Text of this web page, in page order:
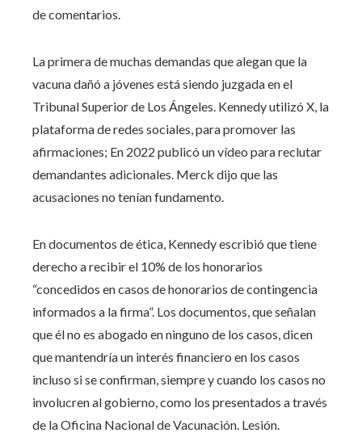
de comentarios.
La primera de muchas demandas que alegan que la
vacuna dañó a jóvenes está siendo juzgada en el
Tribunal Superior de Los Ángeles. Kennedy utilizó X, la
plataforma de redes sociales, para promover las
afirmaciones; En 2022 publicó un vídeo para reclutar
demandantes adicionales. Merck dijo que las
acusaciones no tenían fundamento.
En documentos de ética, Kennedy escribió que tiene
derecho a recibir el 10% de los honorarios
“concedidos en casos de honorarios de contingencia
informados a la firma”. Los documentos, que señalan
que él no es abogado en ninguno de los casos, dicen
que mantendría un interés financiero en los casos
incluso si se confirman, siempre y cuando los casos no
involucren al gobierno, como los presentados a través
de la Oficina Nacional de Vacunación. Lesión.